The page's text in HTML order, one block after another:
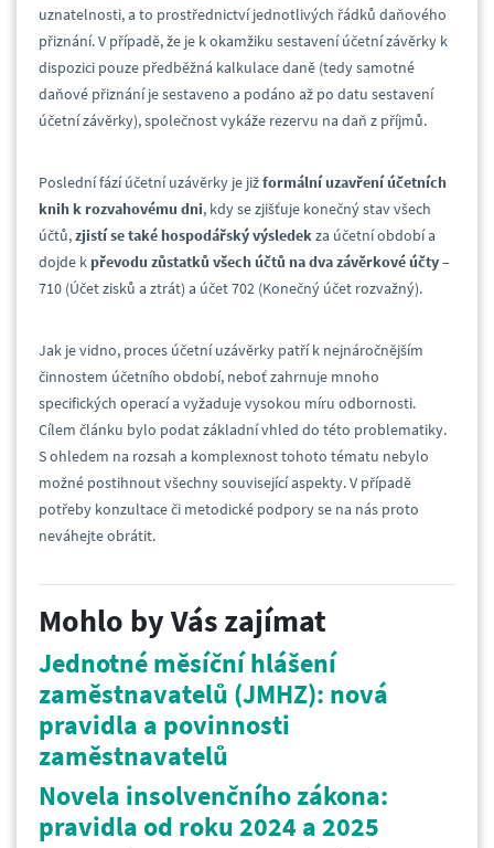
uznatelnosti, a to prostřednictví jednotlivých řádků daňového
přiznání. V případě, že je k okamžiku sestavení účetní závěrky k
dispozici pouze předběžná kalkulace daně (tedy samotné
daňové přiznání je sestaveno a podáno až po datu sestavení
účetní závěrky), společnost vykáže rezervu na daň z příjmů.
Poslední fází účetní uzávěrky je jižformální uzavření účetních
knih k rozvahovému dni, kdy se zjišťuje konečný stav všech
účtů,zjistí setaké hospodářský výsledekza účetní období a
dojde k převodu zůstatků všech účtů na dva závěrkové účty–
710 (Účet zisků a ztrát) a účet 702 (Konečný účet rozvažný).
Jak je vidno, proces účetní uzávěrky patří k nejnáročnějším
činnostem účetního období, neboť zahrnuje mnoho
specifických operací a vyžaduje vysokou míru odbornosti.
Cílem článku bylo podat základní vhled do této problematiky.
S ohledem na rozsah a komplexnost tohoto tématu nebylo
možné postihnout všechny související aspekty. V případě
potřeby konzultace či metodické podpory se na nás proto
neváhejte obrátit.
Mohlo by Vás zajímat
Jednotné měsíční hlášení
zaměstnavatelů (JMHZ): nová
pravidla a povinnosti
zaměstnavatelů
Novela insolvenčního zákona:
pravidla od roku 2024 a 2025